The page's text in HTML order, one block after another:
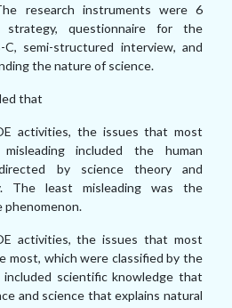
research instruments were 6
questionnaire for the
C, semi-structured interview, and
the nature of science.
that
activities, the issues that most
included the human
by science theory and
The least misleading was the
phenomenon.
activities, the issues that most
most, which were classified by the
scientific knowledge that
and science that explains natural